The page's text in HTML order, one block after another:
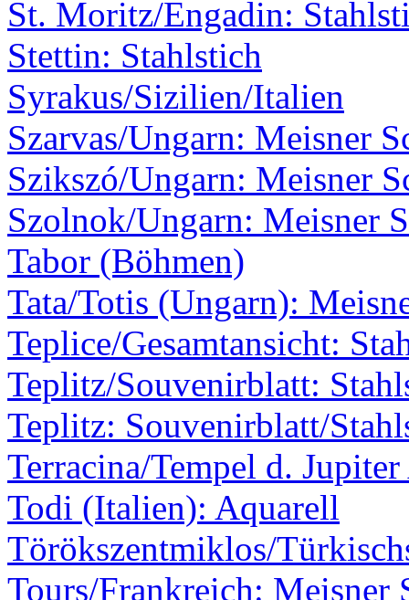
St. Moritz/Engadin:
Stettin: Stahlstich
Syrakus/Sizilien/Italien
Szarvas/Ungarn: Meisner
Szikszó/Ungarn: Meisner
Szolnok/Ungarn: Meisner
Tabor (Böhmen)
Tata/Totis (Ungarn):
Teplice/Gesamtansicht:
Teplitz/Souvenirblatt:
Teplitz: Souvenirblatt/
Terracina/Tempel d.
Todi (Italien): Aquarell
Törökszentmiklos/
Tours/Frankreich: Meisner